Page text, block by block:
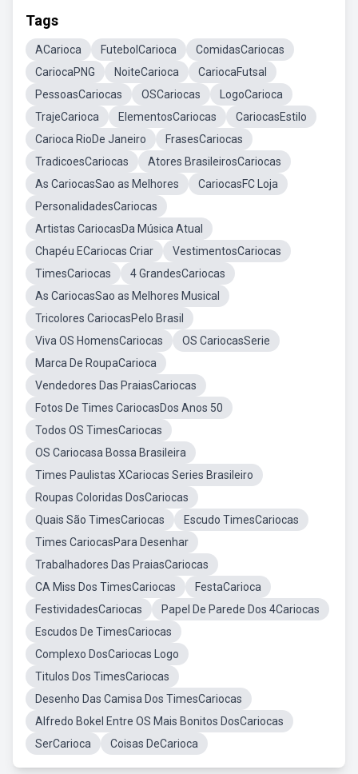
Tags
ACarioca FutebolCarioca
ComidasCariocas
CariocaPNG
NoiteCarioca
CariocaFutsal
PessoasCariocas
OSCariocas
LogoCarioca
TrajeCarioca
ElementosCariocas
CariocasEstilo
Carioca RioDe Janeiro
FrasesCariocas
TradicoesCariocas
Atores BrasileirosCariocas
As CariocasSao as Melhores
CariocasFC Loja
PersonalidadesCariocas
Artistas CariocasDa Música Atual
Chapéu ECariocas Criar
VestimentosCariocas
TimesCariocas
4 GrandesCariocas
As CariocasSao as Melhores Musical
Tricolores CariocasPelo Brasil
Viva OS HomensCariocas
OS CariocasSerie
Marca De RoupaCarioca
Vendedores Das PraiasCariocas
Fotos De Times CariocasDos Anos 50
Todos OS TimesCariocas
OS Cariocasa Bossa Brasileira
Times Paulistas XCariocas Series Brasileiro
Roupas Coloridas DosCariocas
Quais São TimesCariocas
Escudo TimesCariocas
Times CariocasPara Desenhar
Trabalhadores Das PraiasCariocas
CA Miss Dos TimesCariocas
FestaCarioca
FestividadesCariocas
Papel De Parede Dos 4Cariocas
Escudos De TimesCariocas
Complexo DosCariocas Logo
Titulos Dos TimesCariocas
Desenho Das Camisa Dos TimesCariocas
Alfredo Bokel Entre OS Mais Bonitos DosCariocas
SerCarioca
Coisas DeCarioca